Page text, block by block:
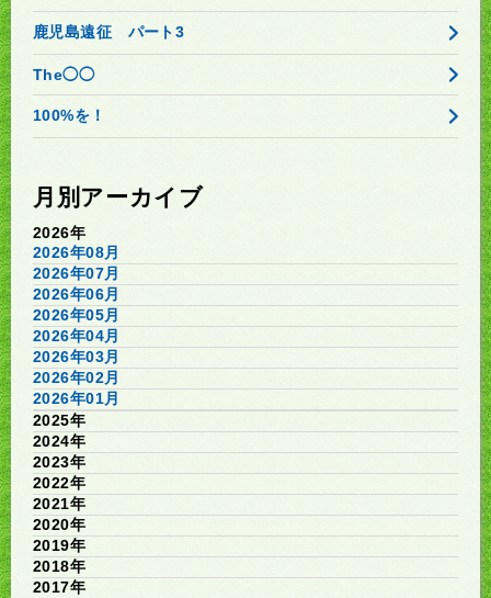
鹿児島遠征 パート3
The◯◯
100%を！
月別アーカイブ
2026年
2026年08月
2026年07月
2026年06月
2026年05月
2026年04月
2026年03月
2026年02月
2026年01月
2025年
2024年
2023年
2022年
2021年
2020年
2019年
2018年
2017年